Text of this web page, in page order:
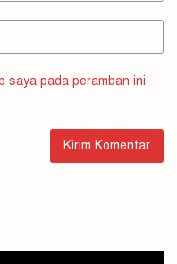
saya pada peramban ini